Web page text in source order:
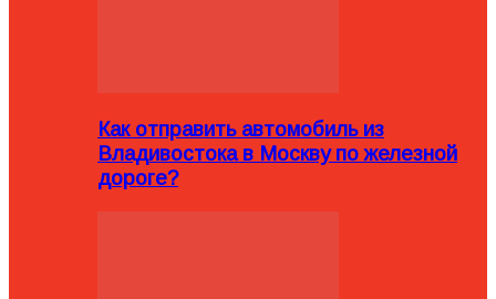
Как отправить автомобиль из
Владивостока в Москву по железной
дороге?